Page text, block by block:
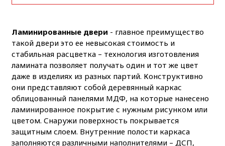
Ламинированные двери - главное преимущество
такой двери это ее невысокая стоимость и
стабильная расцветка – технология изготовления
ламината позволяет получать один и тот же цвет
даже в изделиях из разных партий. Конструктивно
они представляют собой деревянный каркас
облицованный панелями МДФ, на которые нанесено
ламинированное покрытие с нужным рисунком или
цветом. Снаружи поверхность покрывается
защитным слоем. Внутренние полости каркаса
заполняются различными наполнителями – ДСП,